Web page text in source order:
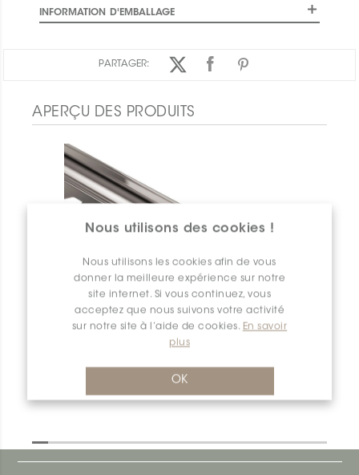
Nous utilisons des cookies !
Nous utilisons les cookies afin de vous
donner la meilleure expérience sur notre
site internet. Si vous continuez, vous
acceptez que nous suivons votre activité
sur notre site à l’aide de cookies. En savoir
plus
OK
INFORMATION D'EMBALLAGE
PARTAGER:
APERÇU DES PRODUITS
Dilex-Ahk AHK1S80TSDA